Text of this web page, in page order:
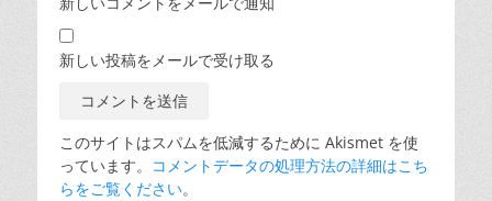
新しい投稿をメールで受け取る
このサイトはスパムを低減するために Akismet を使
っています。 コメントデータの処理方法の詳細はこち
らをご覧ください。